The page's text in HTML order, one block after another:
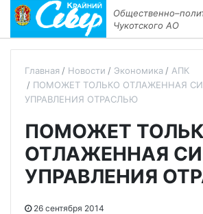
Чукотского АО
Главная Новости Экономика
АПК
ПОМОЖЕТ ТОЛЬКО ОТЛАЖЕННАЯ
УПРАВЛЕНИЯ ОТРАСЛЬЮ
ПОМОЖЕТ
ОТЛАЖЕННАЯ
УПРАВЛЕНИЯ
26 сентября 2014